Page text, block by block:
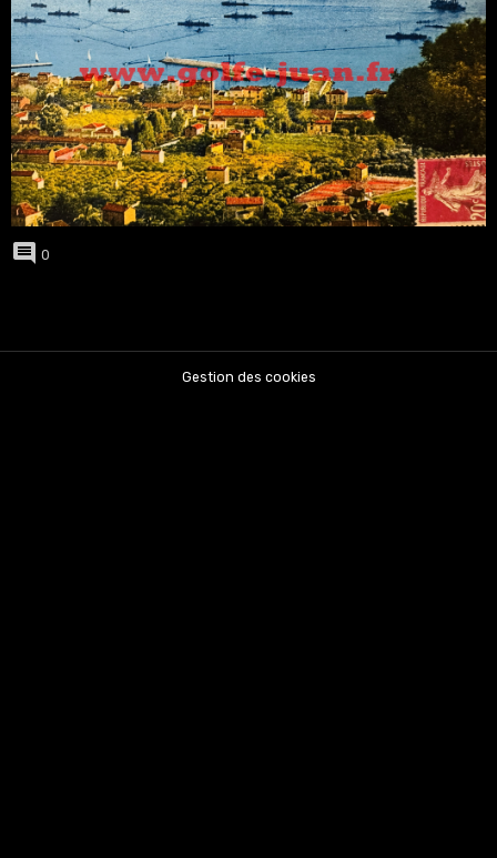
0
Gestion des cookies